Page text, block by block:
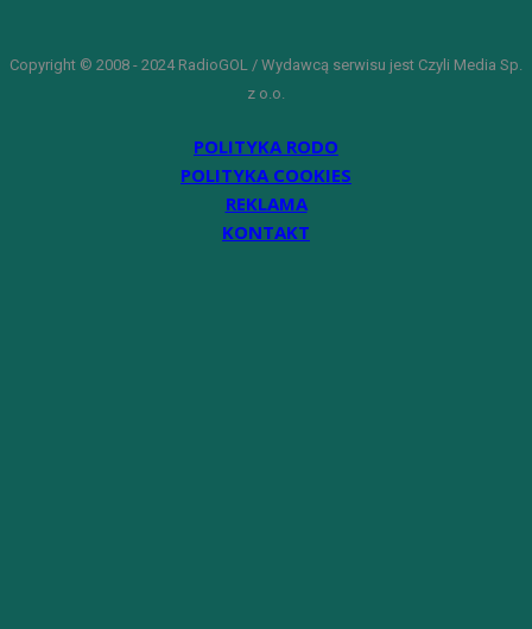
Copyright © 2008 - 2024 RadioGOL / Wydawcą serwisu jest Czyli Media Sp.
z o.o.
POLITYKA RODO
POLITYKA COOKIES
REKLAMA
KONTAKT